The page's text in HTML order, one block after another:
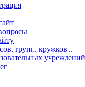
групп, кружков...
учреждений